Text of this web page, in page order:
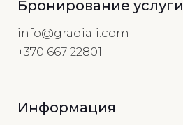
Бронирование услуги
info@gradiali.com
+370 667 22801
Информация